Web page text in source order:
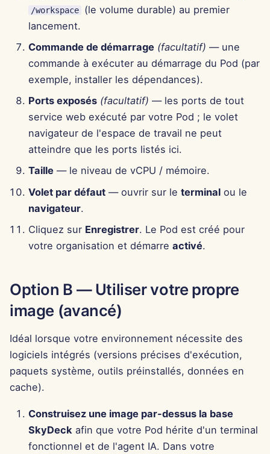
23 mai 2025
16 mai 2025
2 mai 2025
25 avr. 2025
11 avr. 2025
28 mars 2025
14 mars 2025
7 mars 2025
28 févr. 2025
14 févr. 2025
/workspace
(le volume durable) au premier
lancement.
Commande de démarrage (facultatif) — une
commande à exécuter au démarrage du Pod (par
exemple, installer les dépendances).
Ports exposés (facultatif) — les ports de tout
service web exécuté par votre Pod ; le volet
navigateur de l'espace de travail ne peut
atteindre que les ports listés ici.
Taille— le niveau de vCPU / mémoire.
Volet par défaut— ouvrir sur le terminalou le
navigateur.
Cliquez sur Enregistrer. Le Pod est créé pour
votre organisation et démarre activé.
Option B — Utiliser votre propre
image (avancé)
Idéal lorsque votre environnement nécessite des
logiciels intégrés (versions précises d'exécution,
paquets système, outils préinstallés, données en
cache).
Construisez une image par-dessus la base
SkyDeck afin que votre Pod hérite d'un terminal
fonctionnel et de l'agent IA. Dans votre